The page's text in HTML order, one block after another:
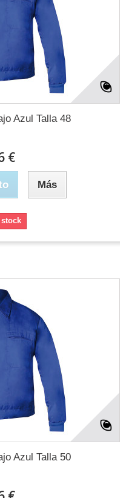
Azul Talla 48
€
Más
stock
Azul Talla 50